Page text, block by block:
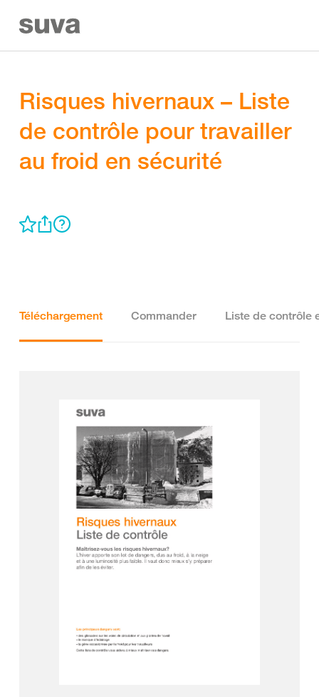
Risques hivernaux – Liste
de contrôle pour travailler
au froid en sécurité
Téléchargement Commander Liste de contrôle